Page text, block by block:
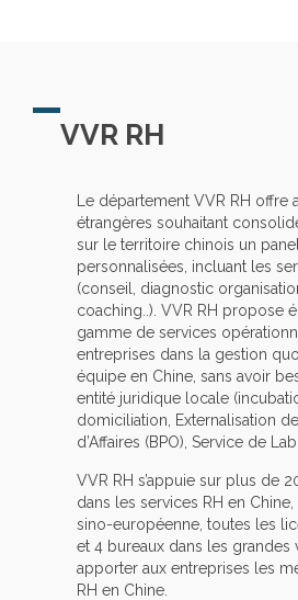
VVR RH
Le département VVR RH offre
étrangères souhaitant
sur le territoire chinois un
personnalisées, incluant les
(conseil, diagnostic
coaching..). VVR RH propose
gamme de services
entreprises dans la gestion
équipe en Chine, sans avoir
entité juridique locale
domiciliation, Externalisation
d’Affaires (BPO), Service de
VVR RH s’appuie sur plus de
dans les services RH en
sino-européenne, toutes les
et 4 bureaux dans les
apporter aux entreprises les
RH en Chine.